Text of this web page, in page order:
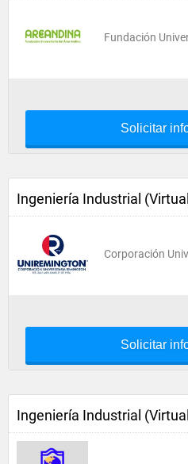
Fundación
Solicitar
Ingeniería Industrial
Corporación
Solicitar
Ingeniería Industrial